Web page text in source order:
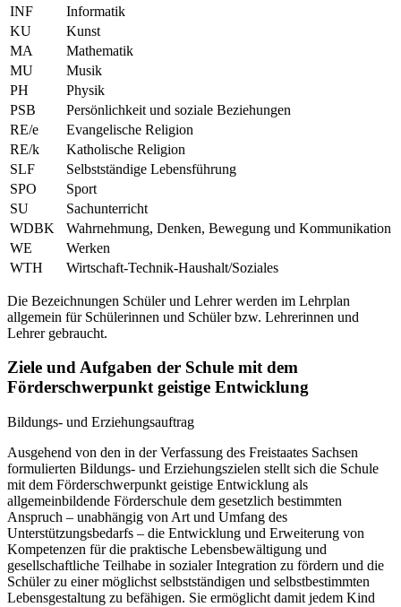
INF
Informatik
KU
Kunst
MA
Mathematik
MU
Musik
PH
Physik
PSB
Persönlichkeit und soziale Beziehungen
RE/e
Evangelische Religion
RE/k
Katholische Religion
SLF
Selbstständige Lebensführung
SPO
Sport
SU
Sachunterricht
WDBK
Wahrnehmung, Denken, Bewegung und Kommunikation
WE
Werken
WTH
Wirtschaft-Technik-Haushalt/Soziales
Die Bezeichnungen Schüler und Lehrer werden im Lehrplan
allgemein für Schülerinnen und Schüler bzw. Lehrerinnen und
Lehrer gebraucht.
Ziele und Aufgaben der Schule mit dem
Förderschwerpunkt geistige Entwicklung
Bildungs- und Erziehungsauftrag
Ausgehend von den in der Verfassung des Freistaates Sachsen
formulierten Bildungs- und Erziehungszielen stellt sich die Schule
mit dem Förderschwerpunkt geistige Entwicklung als
allgemeinbildende Förderschule dem gesetzlich bestimmten
Anspruch – unabhängig von Art und Umfang des
Unterstützungsbedarfs – die Entwicklung und Erweiterung von
Kompetenzen für die praktische Lebensbewältigung und
gesellschaftliche Teilhabe in sozialer Integration zu fördern und die
Schüler zu einer möglichst selbstständigen und selbstbestimmten
Lebensgestaltung zu befähigen. Sie ermöglicht damit jedem Kind